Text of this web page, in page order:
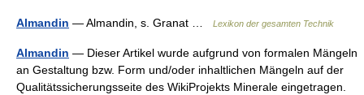
Almandin — Almandin, s. Granat … Lexikon der gesamten Technik
Almandin — Dieser Artikel wurde aufgrund von formalen Mängeln
an Gestaltung bzw. Form und/oder inhaltlichen Mängeln auf der
Qualitätssicherungsseite des WikiProjekts Minerale eingetragen.